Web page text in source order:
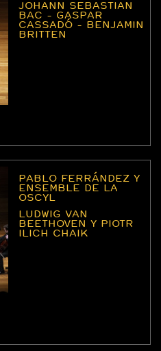
JOHANN SEBASTIAN
BAC - GASPAR
CASSADÓ - BENJAMIN
BRITTEN
PABLO FERRÁNDEZ Y
ENSEMBLE DE LA
OSCYL
LUDWIG VAN
BEETHOVEN Y PIOTR
ILICH CHAIK